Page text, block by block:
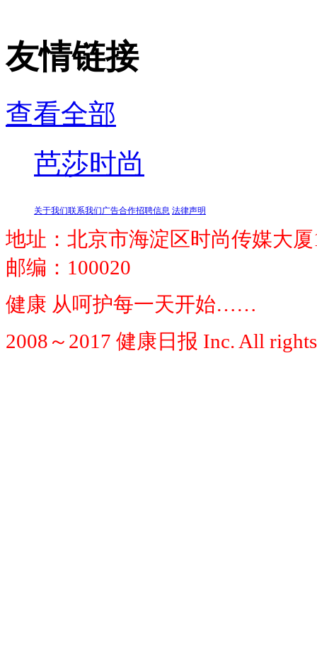
友情链接
查看全部
芭莎时尚
关于我们联系我们广告合作招聘信息 法律声明
地址：北京市海淀区时尚传媒大厦
邮编：100020
健康 从呵护每一天开始……
2008～2017 健康日报 Inc. All